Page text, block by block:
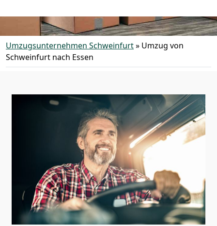
Umzugsunternehmen Schweinfurt» Umzug von
Schweinfurt nach Essen